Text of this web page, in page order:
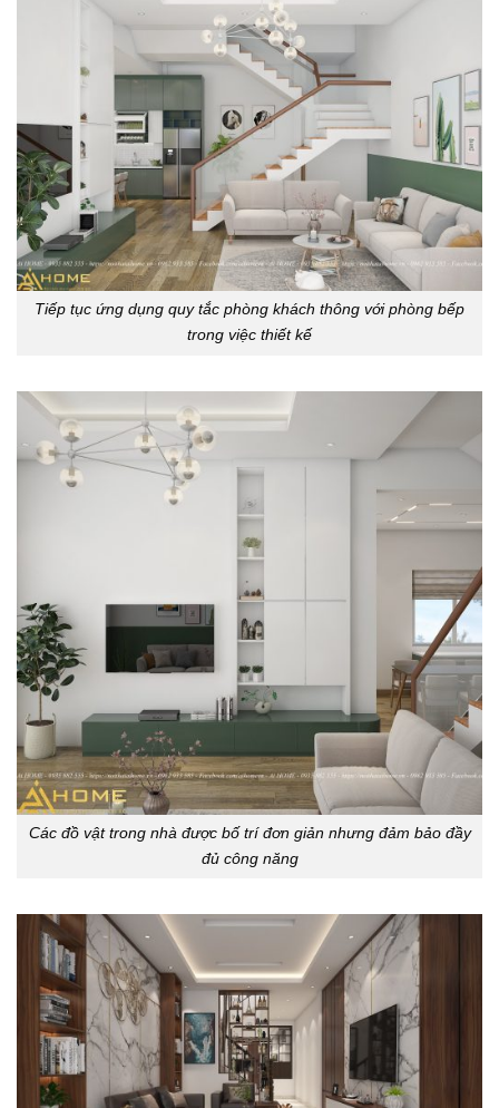
Tiếp tục ứng dụng quy tắc phòng khách thông với phòng bếp
trong việc thiết kế
Các đồ vật trong nhà được bố trí đơn giản nhưng đảm bảo đầy
đủ công năng